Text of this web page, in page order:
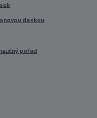
deskou
pořad